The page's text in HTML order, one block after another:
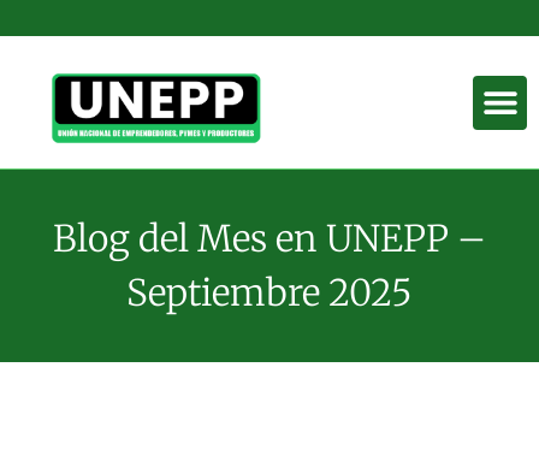
Blog del Mes en UNEPP –
Septiembre 2025